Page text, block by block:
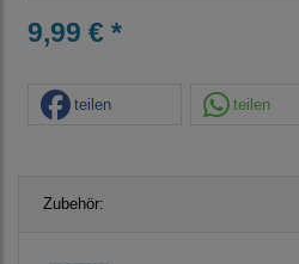
9,99 € *
teilen teilen
Zubehör: